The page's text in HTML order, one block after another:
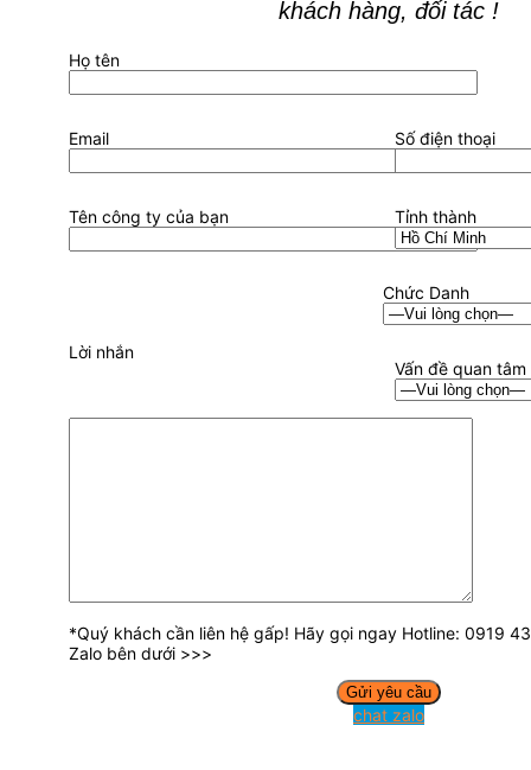
khách hàng, đối tác !
Họ tên
Email Số điện thoại
Tên công ty của bạn Tỉnh thành
Chức Danh
Vấn đề quan tâm
Lời nhắn
*Quý khách cần liên hệ gấp! Hãy gọi ngay Hotline: 0919
Zalo bên dưới >>>
chat zalo